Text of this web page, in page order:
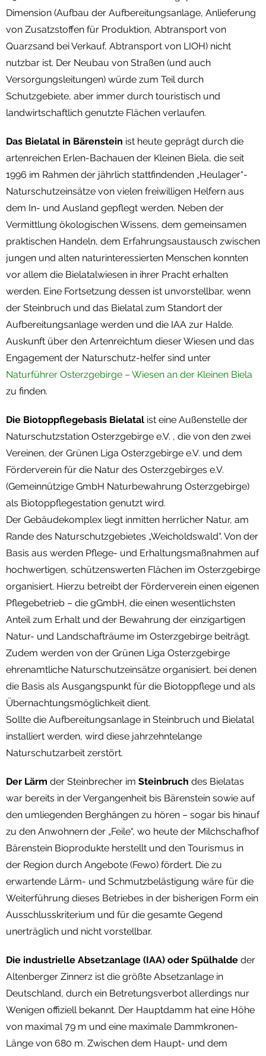
Dimension (Aufbau der Aufbereitungsanlage, Anlieferung
von Zusatzstoffen für Produktion, Abtransport von
Quarzsand bei Verkauf, Abtransport von LIOH) nicht
nutzbar ist. Der Neubau von Straßen (und auch
Versorgungsleitungen) würde zum Teil durch
Schutzgebiete, aber immer durch touristisch und
landwirtschaftlich genutzte Flächen verlaufen.
Das Bielatal in Bärenstein ist heute geprägt durch die
artenreichen Erlen-Bachauen der Kleinen Biela, die seit
1996 im Rahmen der jährlich stattfindenden „Heulager“-
Naturschutzeinsätze von vielen freiwilligen Helfern aus
dem In- und Ausland gepflegt werden. Neben der
Vermittlung ökologischen Wissens, dem gemeinsamen
praktischen Handeln, dem Erfahrungsaustausch zwischen
jungen und alten naturinteressierten Menschen konnten
vor allem die Bielatalwiesen in ihrer Pracht erhalten
werden. Eine Fortsetzung dessen ist unvorstellbar, wenn
der Steinbruch und das Bielatal zum Standort der
Aufbereitungsanlage werden und die IAA zur Halde.
Auskunft über den Artenreichtum dieser Wiesen und das
Engagement der Naturschutz-helfer sind unter
Naturführer Osterzgebirge – Wiesen an der Kleinen Biela
zu finden.
Die Biotoppflegebasis Bielatal ist eine Außenstelle der
Naturschutzstation Osterzgebirge e.V. , die von den zwei
Vereinen, der Grünen Liga Osterzgebirge e.V. und dem
Förderverein für die Natur des Osterzgebirges e.V.
(Gemeinnützige GmbH Naturbewahrung Osterzgebirge)
als Biotoppflegestation genutzt wird.
Der Gebäudekomplex liegt inmitten herrlicher Natur, am
Rande des Naturschutzgebietes „Weicholdswald“. Von der
Basis aus werden Pflege- und Erhaltungsmaßnahmen auf
hochwertigen, schützenswerten Flächen im Osterzgebirge
organisiert. Hierzu betreibt der Förderverein einen eigenen
Pflegebetrieb – die gGmbH, die einen wesentlichsten
Anteil zum Erhalt und der Bewahrung der einzigartigen
Natur- und Landschafträume im Osterzgebirge beiträgt.
Zudem werden von der Grünen Liga Osterzgebirge
ehrenamtliche Naturschutzeinsätze organisiert, bei denen
die Basis als Ausgangspunkt für die Biotoppflege und als
Übernachtungsmöglichkeit dient.
Sollte die Aufbereitungsanlage in Steinbruch und Bielatal
installiert werden, wird diese jahrzehntelange
Naturschutzarbeit zerstört.
Der Lärm der Steinbrecher im Steinbruch des Bielatas
war bereits in der Vergangenheit bis Bärenstein sowie auf
den umliegenden Berghängen zu hören – sogar bis hinauf
zu den Anwohnern der „Feile“, wo heute der Milchschafhof
Bärenstein Bioprodukte herstellt und den Tourismus in
der Region durch Angebote (Fewo) fördert. Die zu
erwartende Lärm- und Schmutzbelästigung wäre für die
Weiterführung dieses Betriebes in der bisherigen Form ein
Ausschlusskriterium und für die gesamte Gegend
unerträglich und nicht vorstellbar.
Die industrielle Absetzanlage (IAA) oder Spülhalde der
Altenberger Zinnerz ist die größte Absetzanlage in
Deutschland, durch ein Betretungsverbot allerdings nur
Wenigen offiziell bekannt. Der Hauptdamm hat eine Höhe
von maximal 79 m und eine maximale Dammkronen-
Länge von 680 m. Zwischen dem Haupt- und dem